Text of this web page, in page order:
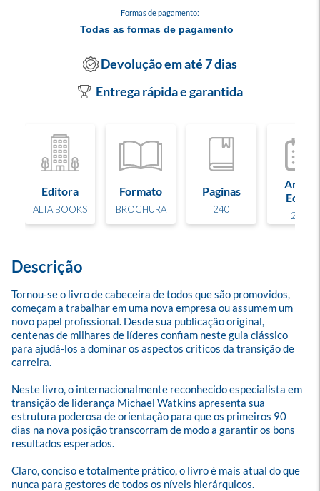
Formas de pagamento:
Todas as formas de pagamento
Devolução em até 7 dias
Entrega rápida e garantida
Editora
ALTA BOOKS
Formato
BROCHURA
Paginas
240
Ano de
Edição
2019
Descrição
Tornou-se o livro de cabeceira de todos que são promovidos,
começam a trabalhar em uma nova empresa ou assumem um
novo papel profissional. Desde sua publicação original,
centenas de milhares de líderes confiam neste guia clássico
para ajudá-los a dominar os aspectos críticos da transição de
carreira.
Neste livro, o internacionalmente reconhecido especialista em
transição de liderança Michael Watkins apresenta sua
estrutura poderosa de orientação para que os primeiros 90
dias na nova posição transcorram de modo a garantir os bons
resultados esperados.
Claro, conciso e totalmente prático, o livro é mais atual do que
nunca para gestores de todos os níveis hierárquicos.